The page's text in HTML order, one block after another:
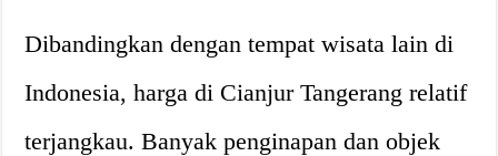
Dibandingkan dengan tempat wisata lain di
Indonesia, harga di Cianjur Tangerang relatif
terjangkau. Banyak penginapan dan objek